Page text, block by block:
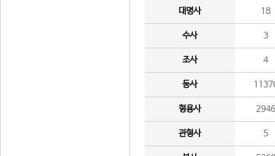
대명사 18
수사 3
조사 4
동사
형용사 2946
관형사 5